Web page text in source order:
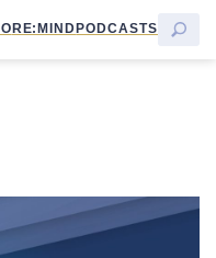
RE:MINDPODCASTS